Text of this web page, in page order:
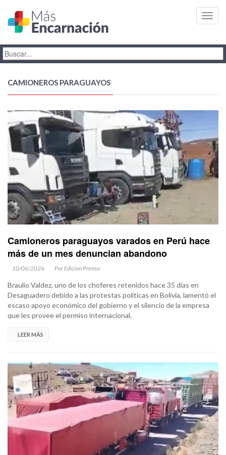
CAMIONEROS PARAGUAYOS
Camioneros paraguayos varados en Perú hace
más de un mes denuncian abandono
10/06/2026 Por Edicion Prensa
Braulio Valdez, uno de los choferes retenidos hace 35 días en
Desaguadero debido a las protestas políticas en Bolivia, lamentó el
escaso apoyo económico del gobierno y el silencio de la empresa
que les provee el permiso internacional.
LEER MÁS